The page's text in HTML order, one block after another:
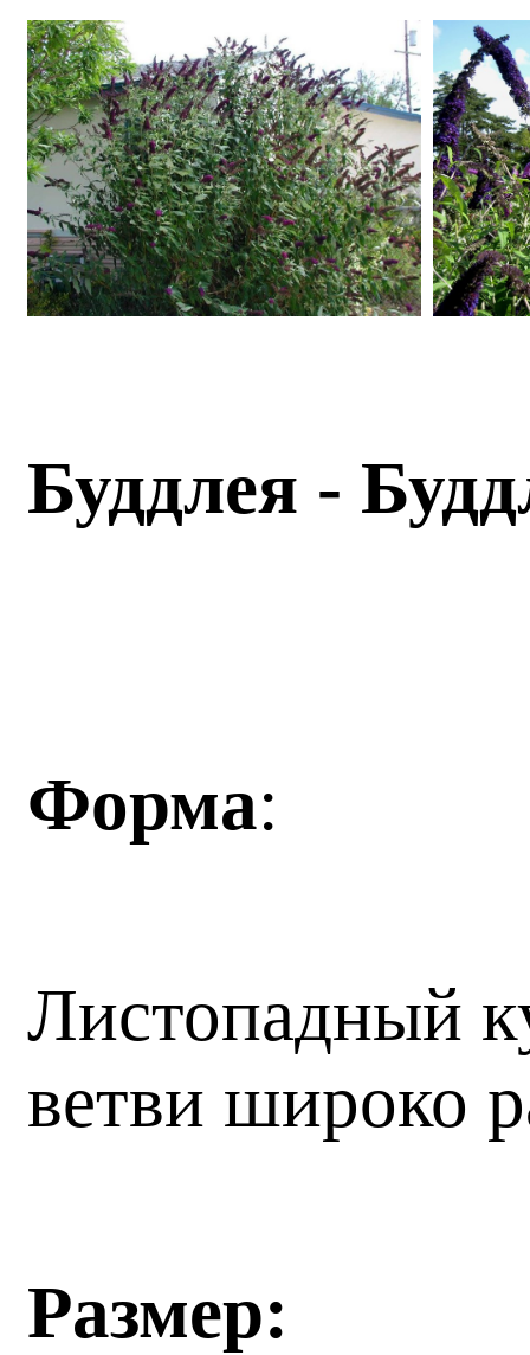
Буддлея -
Форма:
Листопадный
ветви широко
Размер: